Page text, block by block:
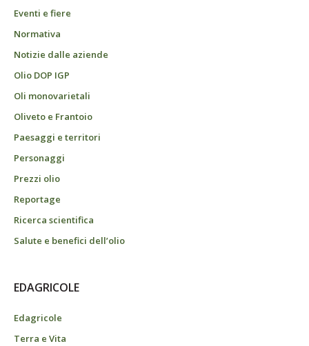
Eventi e fiere
Normativa
Notizie dalle aziende
Olio DOP IGP
Oli monovarietali
Oliveto e Frantoio
Paesaggi e territori
Personaggi
Prezzi olio
Reportage
Ricerca scientifica
Salute e benefici dell’olio
EDAGRICOLE
Edagricole
Terra e Vita